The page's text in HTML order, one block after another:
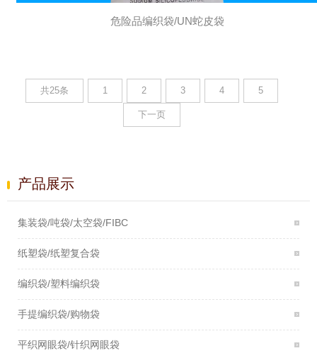
危险品编织袋/UN蛇皮袋
共25条 1 2 3 4 5
下一页
产品展示
集装袋/吨袋/太空袋/FIBC
纸塑袋/纸塑复合袋
编织袋/塑料编织袋
手提编织袋/购物袋
平织网眼袋/针织网眼袋